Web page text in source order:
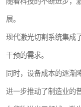
展。
现代激光切割系统集成
干预的需求。
同时，设备成本的逐渐
进一步推动了制造业的